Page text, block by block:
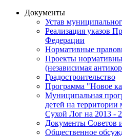
Документы
Устав
Реализация указов
Федерации
Нормативные
Проекты
(независимая
Градостроительство
Программа "Новое
Муниципальная
детей на
Сухой Лог на 2013 -
Документы Советов
Общественное